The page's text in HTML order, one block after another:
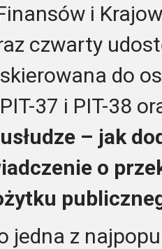
i
czwarty
do
37 i PIT-38
– jak
o
jedna z